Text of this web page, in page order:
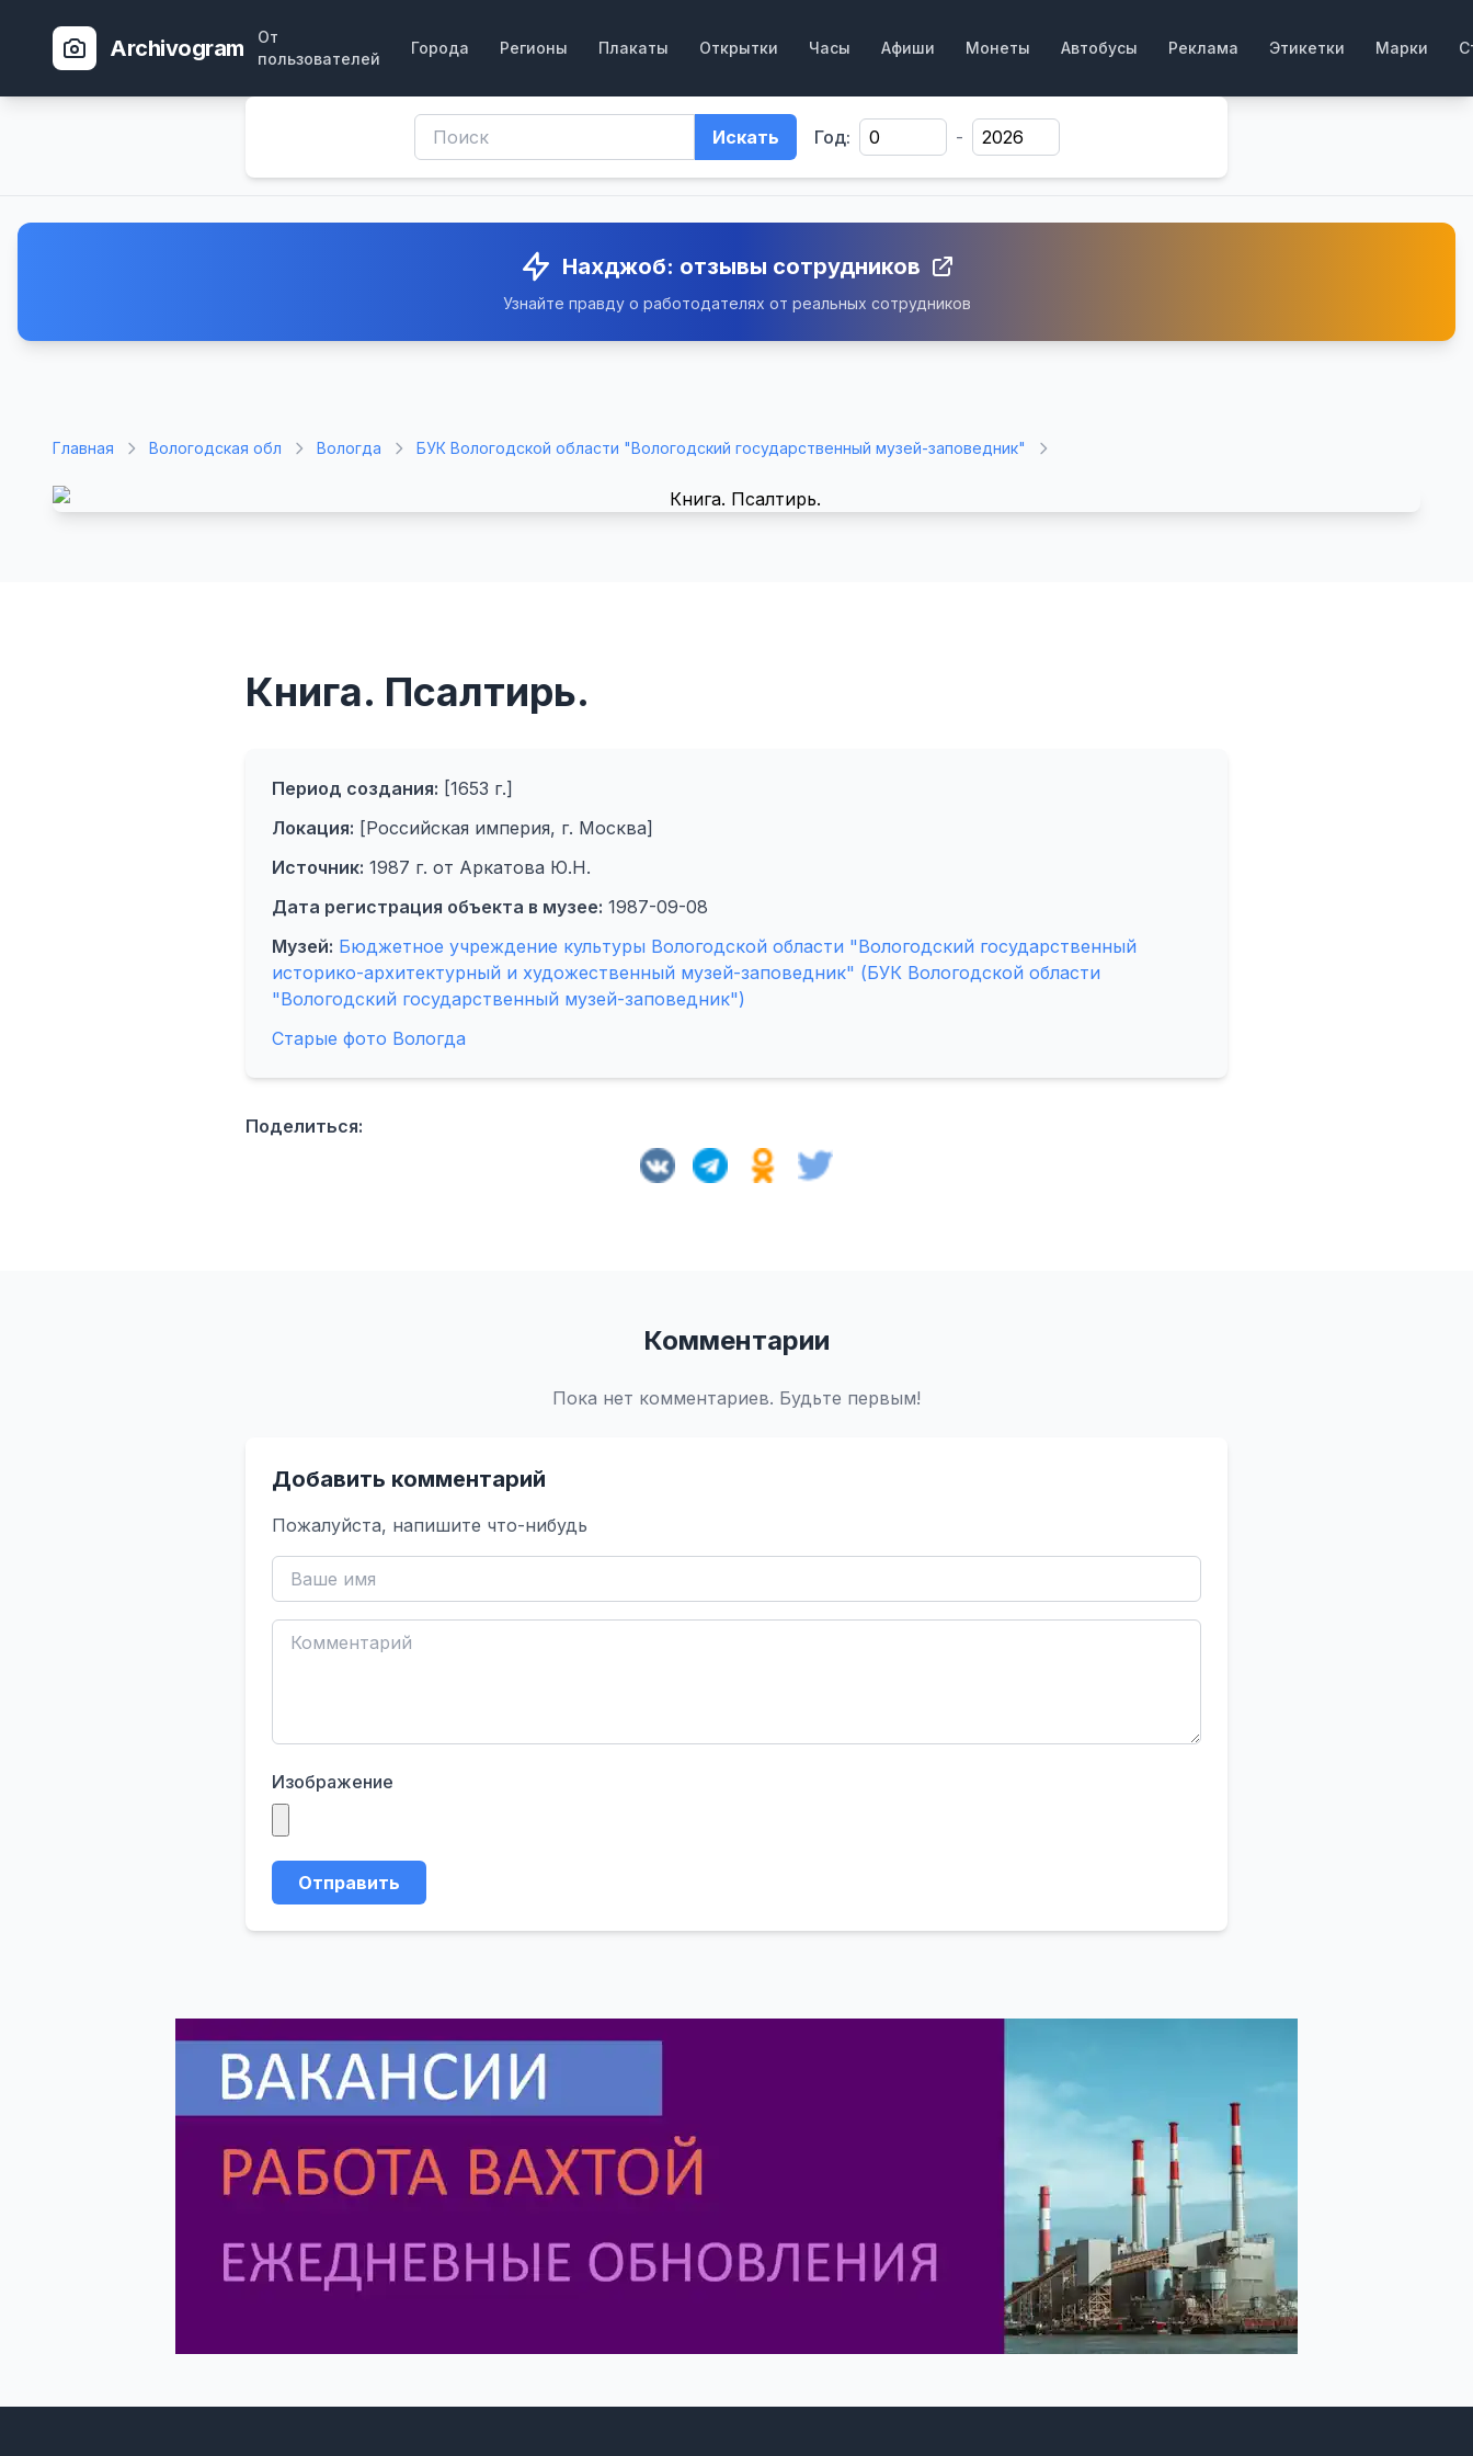
Archivogram
От
пользователей
Города Регионы Плакаты Открытки Часы Афиши Монеты Автобусы Реклама Этикетки Марки
Искать Год: -
Нахджоб: отзывы сотрудников
Узнайте правду о работодателях от реальных сотрудников
Главная Вологодская обл Вологда БУК Вологодской области "Вологодский государственный музей-заповедник"
Книга. Псалтирь.
Период создания: [1653 г.]
Локация: [Российская империя, г. Москва]
Источник: 1987 г. от Аркатова Ю.Н.
Дата регистрация объекта в музее: 1987-09-08
Музей: Бюджетное учреждение культуры Вологодской области "Вологодский государственный
историко-архитектурный и художественный музей-заповедник" (БУК Вологодской области
"Вологодский государственный музей-заповедник")
Старые фото Вологда
Поделиться:
Комментарии
Пока нет комментариев. Будьте первым!
Добавить комментарий
Пожалуйста, напишите что-нибудь
Изображение
Отправить